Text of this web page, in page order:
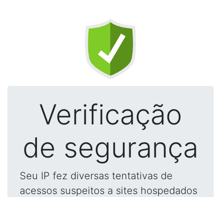
Verificação
de segurança
Seu IP fez diversas tentativas de
acessos suspeitos a sites hospedados